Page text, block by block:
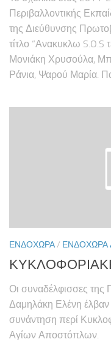
Περιβαλλοντικής
της Διεύθυνσης
τίτλο “Ανακυκλω
Μονιάκη Χρυσούλα,
Ράνια, Ψαρού Μαρία.
ΕΝΔΟΧΏΡΑ/ ΕΝΔΟΧΏΡΑ
Οι συναδέλφισσες της
Δαμηλάκη Ελένη έλβαν
συνάντηση περί
Αγίων Αποστόπλων.